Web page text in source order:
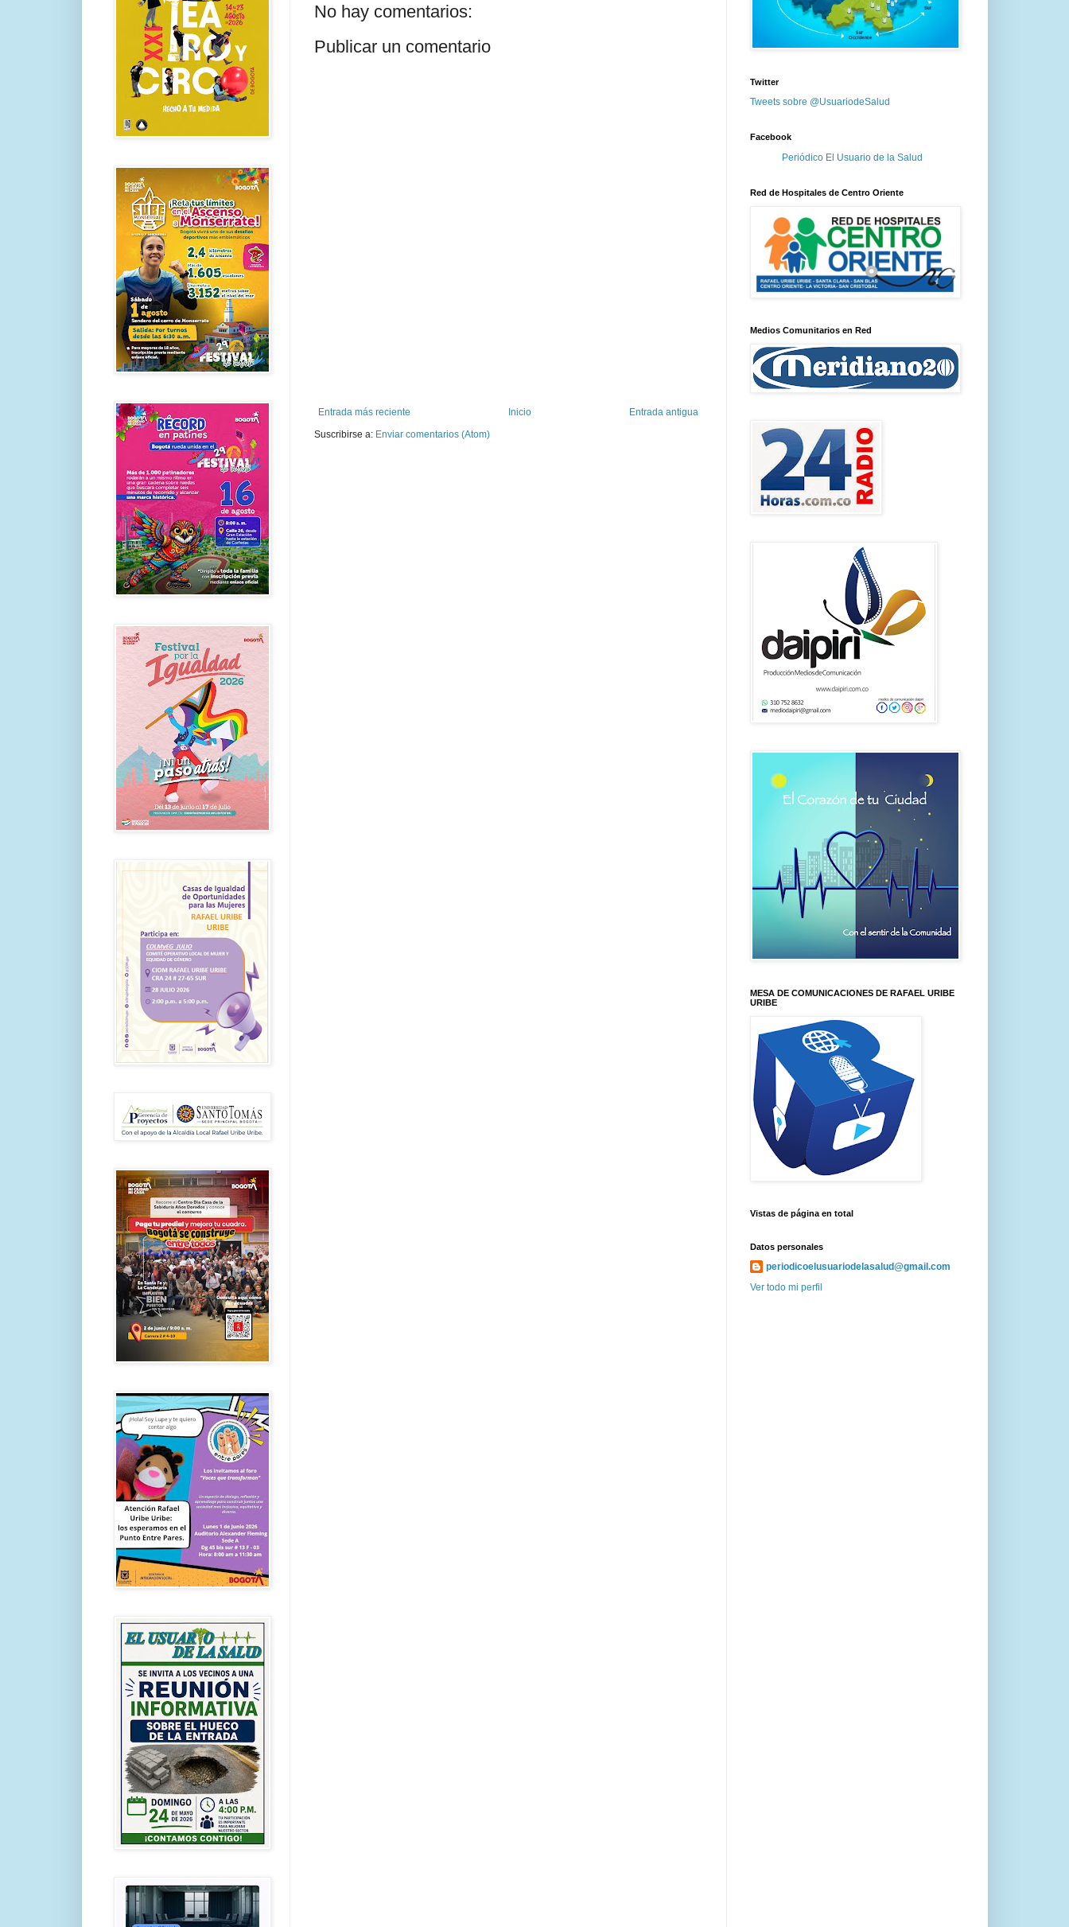
No hay comentarios:
Publicar un comentario
Entrada más reciente Entrada antigua
Inicio
Suscribirse a: Enviar comentarios (Atom)
Twitter
Tweets sobre @UsuariodeSalud
Facebook
Periódico El Usuario de la Salud
Red de Hospitales de Centro Oriente
Medios Comunitarios en Red
MESA DE COMUNICACIONES DE RAFAEL URIBE
URIBE
Vistas de página en total
Datos personales
periodicoelusuariodelasalud@gmail.com
Ver todo mi perfil